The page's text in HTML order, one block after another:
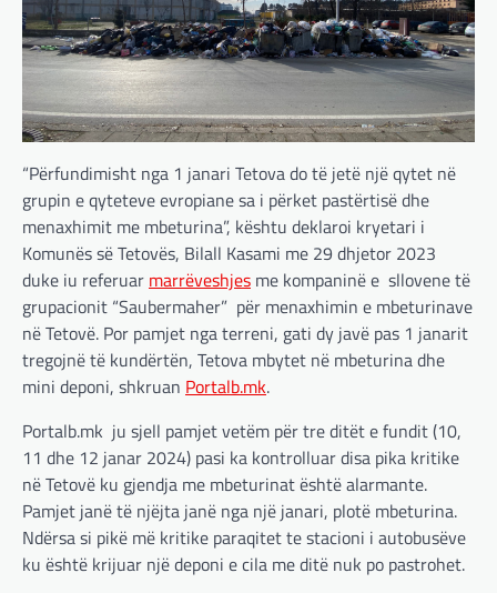
“Përfundimisht nga 1 janari Tetova do të jetë një qytet në
grupin e qyteteve evropiane sa i përket pastërtisë dhe
menaxhimit me mbeturina”, kështu deklaroi kryetari i
Komunës së Tetovës, Bilall Kasami me 29 dhjetor 2023
duke iu referuar marrëveshjes me kompaninë e sllovene të
grupacionit “Saubermaher” për menaxhimin e mbeturinave
në Tetovë. Por pamjet nga terreni, gati dy javë pas 1 janarit
tregojnë të kundërtën, Tetova mbytet në mbeturina dhe
mini deponi, shkruan Portalb.mk.
Portalb.mk ju sjell pamjet vetëm për tre ditët e fundit (10,
11 dhe 12 janar 2024) pasi ka kontrolluar disa pika kritike
në Tetovë ku gjendja me mbeturinat është alarmante.
Pamjet janë të njëjta janë nga një janari, plotë mbeturina.
Ndërsa si pikë më kritike paraqitet te stacioni i autobusëve
ku është krijuar një deponi e cila me ditë nuk po pastrohet.